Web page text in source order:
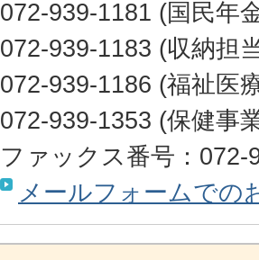
072-939-1181 (国民年
072-939-1183 (収納担
072-939-1186 (福祉医
072-939-1353 (保健事
ファックス番号：072-
メールフォームでの